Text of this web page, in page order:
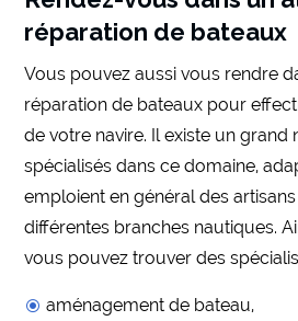
réparation de bateaux
Vous pouvez aussi vous rendre
réparation de bateaux pour
de votre navire. Il existe un grand
spécialisés dans ce domaine,
emploient en général des
différentes branches nautiques.
vous pouvez trouver des
aménagement de bateau,